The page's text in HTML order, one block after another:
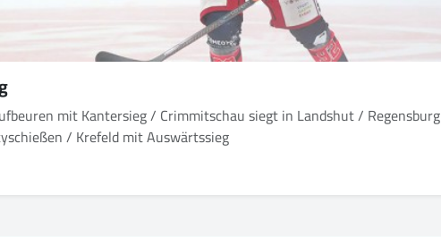
mit Kantersieg / Crimmitschau siegt in Landshut / Regensburg
/ Krefeld mit Auswärtssieg